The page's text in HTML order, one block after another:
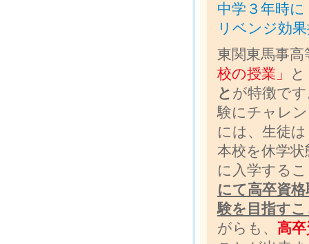
中学３年時
リベンジ効
東関東馬事
校の授業」
と
と が特徴で
験にチャレ
には、生徒
本校を休学
に入学する
にて高卒資
験を目指す
がらも、 高